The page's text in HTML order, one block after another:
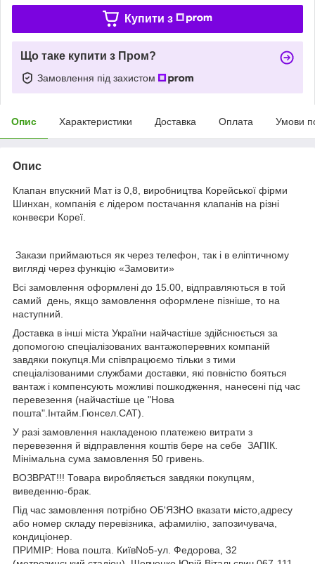
Купити з
Що таке купити з Пром?
Замовлення під захистом
Опис Характеристики Доставка Оплата Умови
Опис
Клапан впускний Мат із 0,8, виробництва Корейської фірми
Шинхан, компанія є лідером постачання клапанів на різні
конвеєри Кореї.
Закази приймаються як через телефон, так і в еліптичному
вигляді через функцію «Замовити»
Всі замовлення оформлені до 15.00, відправляються в той
самий день, якщо замовлення оформлене пізніше, то на
наступний.
Доставка в інші міста України найчастіше здійснюється за
допомогою спеціалізованих вантажоперевних компаній
завдяки покупця.Ми співпрацюємо тільки з тими
спеціалізованими службами доставки, які повністю бояться
вантаж і компенсують можливі пошкодження, нанесені під час
перевезення (найчастіше це "Нова
пошта".Інтайм.Гюнсел.САТ).
У разі замовлення накладеною платежею витрати з
перевезення й відправлення коштів бере на себе ЗАПІК.
Мінімальна сума замовлення 50 гривень.
ВОЗВРАТ!!! Товара виробляється завдяки покупцям,
виведенню-брак.
Під час замовлення потрібно ОБ'ЯЗНО вказати місто,адресу
або номер складу перевізника, афамилію, запозичувача,
кондиціонер.
ПРИМІР: Нова пошта. КиївNo5-ул. Федорова, 32